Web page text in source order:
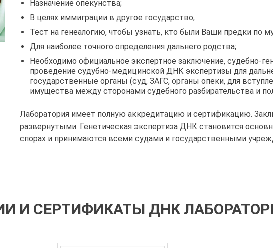
Назначение опекунства;
В целях иммиграции в другое государство;
Тест на генеалогию, чтобы узнать, кто были Ваши предки по
Для наиболее точного определения дальнего родства;
Необходимо официальное экспертное заключение, судебно-
проведение судубно-медицинской ДНК экспертизы для
государственные органы (суд, ЗАГС, органы опеки, для
имущества между сторонами судебного разбирательства и
Лаборатория имеет полную аккредитацию и сертификацию.
развернутыми. Генетическая экспертиза ДНК становится
спорах и принимаются всеми судами и государственными
И СЕРТИФИКАТЫ ДНК